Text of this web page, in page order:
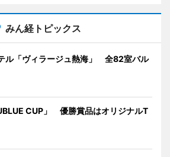
みん経トピックス
ル「ヴィラージュ熱海」 全82室バル
CUP」 優勝賞品はオリジナルT